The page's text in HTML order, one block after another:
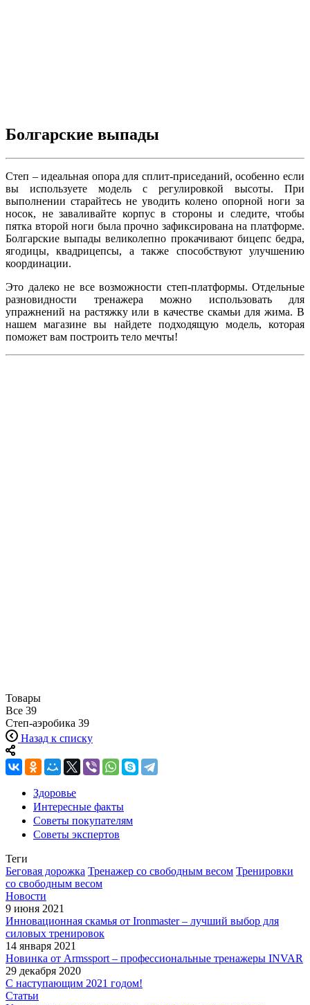
Болгарские выпады
Степ – идеальная опора для сплит-приседаний, особенно если
вы используете модель с регулировкой высоты. При
выполнении старайтесь не уводить колено опорной ноги за
носок, не заваливайте корпус в стороны и следите, чтобы
пятка второй ноги была прочно зафиксирована на платформе.
Болгарские выпады великолепно прокачивают бицепс бедра,
ягодицы, квадрицепсы, а также способствуют улучшению
координации.
Это далеко не все возможности степ-платформы. Отдельные
разновидности тренажера можно использовать для
упражнений на растяжку или в качестве скамьи для жима. В
нашем магазине вы найдете подходящую модель, которая
поможет вам построить тело мечты!
Товары
Все 39
Степ-аэробика 39
Назад к списку
Здоровье
Интересные факты
Советы покупателям
Советы экспертов
Теги
Беговая дорожка Тренажер со свободным весом Тренировки
со свободным весом
Новости
9 июня 2021
Инновационная скамья от Ironmaster – лучший выбор для
силовых тренировок
14 января 2021
Новинка от Armssport – профессиональные тренажеры INVAR
29 декабря 2020
С наступающим 2021 годом!
Статьи